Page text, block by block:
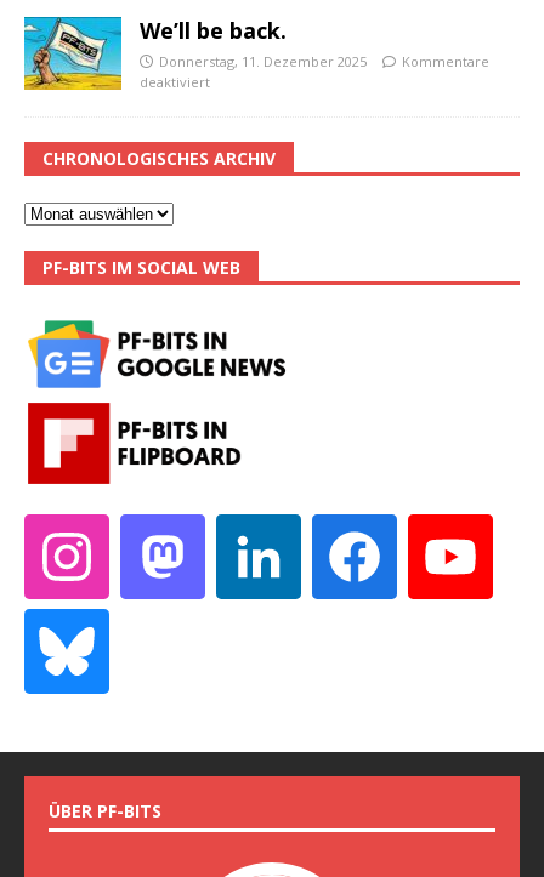
We’ll be back.
Donnerstag, 11. Dezember 2025
Kommentare
deaktiviert
CHRONOLOGISCHES ARCHIV
PF-BITS IM SOCIAL WEB
ÜBER PF-BITS